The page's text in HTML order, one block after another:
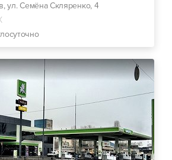
ул. Семёна Скляренко, 4